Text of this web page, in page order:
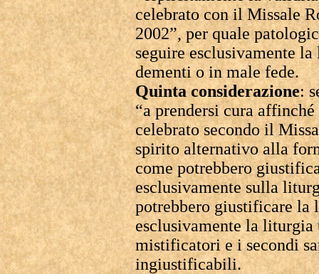
celebrato con il Missale
2002”, per quale
seguire esclusivamente
dementi o in male fede.
Quinta considerazione:
“a prendersi cura
celebrato secondo il
spirito alternativo alla
come potrebbero
esclusivamente sulla
potrebbero giustificare la
esclusivamente la
mistificatori e i secondi
ingiustificabili.